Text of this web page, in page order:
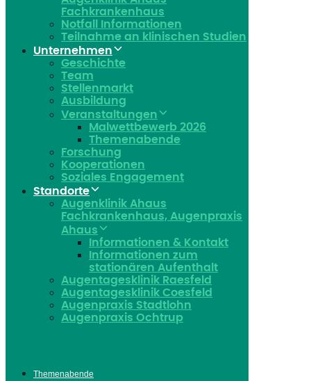
Fachkrankenhaus
Notfall Informationen
Teilnahme an klinischen Studien
Unternehmen
Geschichte
Team
Stellenmarkt
Ausbildung
Veranstaltungen
Malwettbewerb 2026
Themenabende
Forschung
Kooperationen
Soziales Engagement
Standorte
Augenklinik Ahaus
Fachkrankenhaus, Augenpraxis
Ahaus
Informationen & Kontakt
Informationen zum
stationären Aufenthalt
Augentagesklinik Raesfeld
Augentagesklinik Coesfeld
Augenpraxis Stadtlohn
Augenpraxis Ochtrup
Themenabende